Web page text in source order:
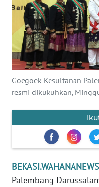
Goegoek Kesultanan
resmi dikukuhkan,
Palembang
INDEKS
BERITA
KONTAK
KAMI
INFO
IKLAN
KAMI
PEDOMAN
MEDIA
SIBER